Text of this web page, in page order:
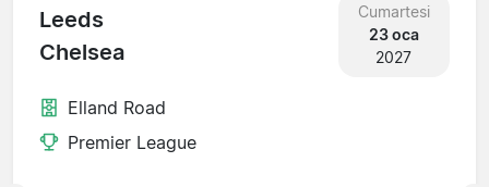
Leeds
Chelsea
Cumartesi
23 oca
2027
Elland Road
Premier League